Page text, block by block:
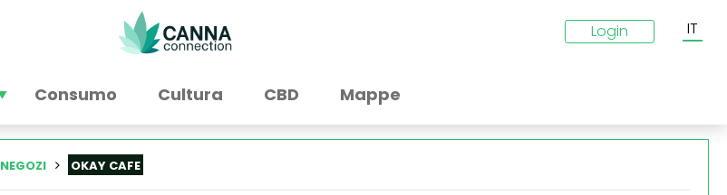
Login IT
Consumo Cultura CBD Mappe
NEGOZI OKAY CAFE